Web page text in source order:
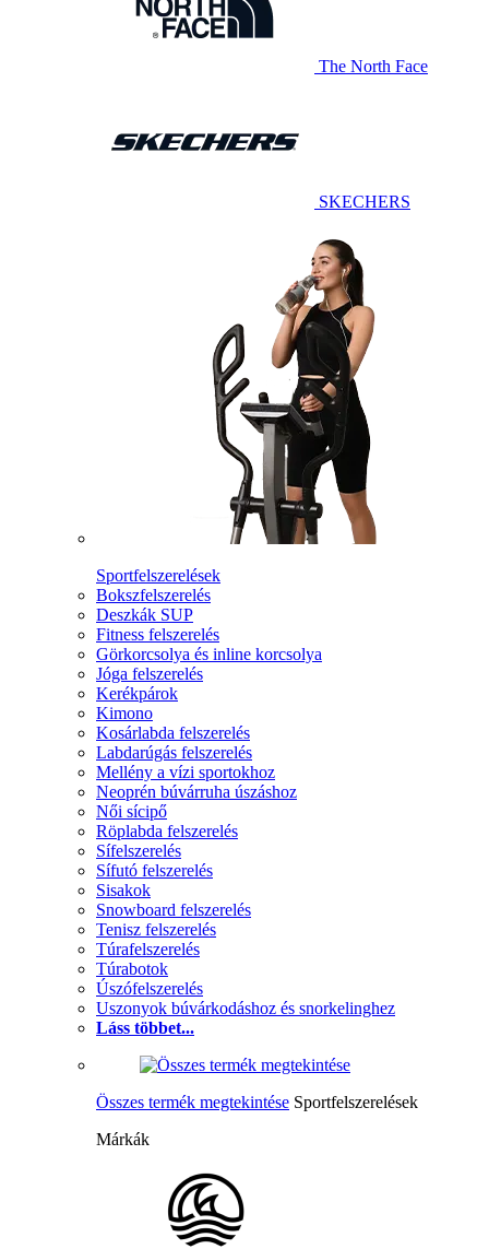
The North Face
SKECHERS
Sportfelszerelések
Bokszfelszerelés
Deszkák SUP
Fitness felszerelés
Görkorcsolya és inline korcsolya
Jóga felszerelés
Kerékpárok
Kimono
Kosárlabda felszerelés
Labdarúgás felszerelés
Mellény a vízi sportokhoz
Neoprén búvárruha úszáshoz
Női sícipő
Röplabda felszerelés
Sífelszerelés
Sífutó felszerelés
Sisakok
Snowboard felszerelés
Tenisz felszerelés
Túrafelszerelés
Túrabotok
Úszófelszerelés
Uszonyok búvárkodáshoz és snorkelinghez
Láss többet...
Összes termék megtekintése Sportfelszerelések
Márkák